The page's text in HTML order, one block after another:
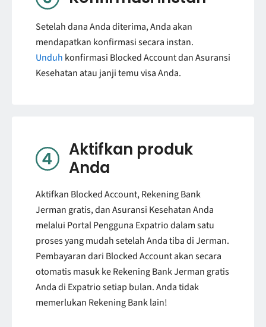
Setelah dana Anda diterima, Anda akan
mendapatkan konfirmasi secara instan.
Unduh konfirmasi Blocked Account dan Asuransi
Kesehatan atau janji temu visa Anda.
Aktifkan produk
Anda
Aktifkan Blocked Account, Rekening Bank
Jerman gratis, dan Asuransi Kesehatan Anda
melalui Portal Pengguna Expatrio dalam satu
proses yang mudah setelah Anda tiba di Jerman.
Pembayaran dari Blocked Account akan secara
otomatis masuk ke Rekening Bank Jerman gratis
Anda di Expatrio setiap bulan. Anda tidak
memerlukan Rekening Bank lain!